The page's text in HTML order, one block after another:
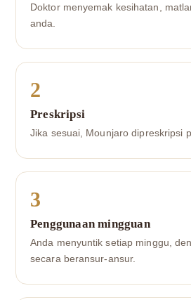
Doktor menyemak kesihatan,
anda.
2
Preskripsi
Jika sesuai, Mounjaro dipreskripsi
3
Penggunaan mingguan
Anda menyuntik setiap minggu,
secara beransur-ansur.